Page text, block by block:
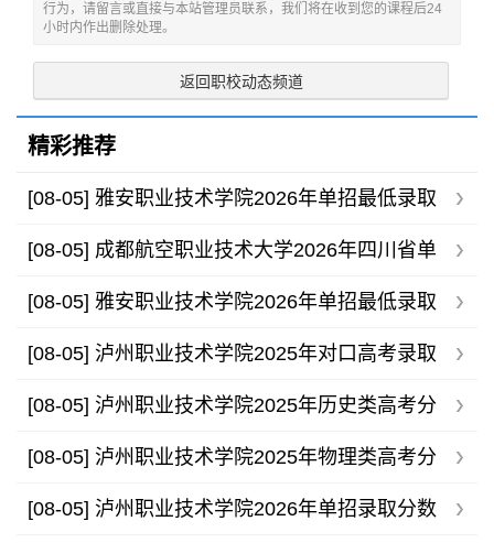
行为，请留言或直接与本站管理员联系，我们将在收到您的课程后24
小时内作出删除处理。
返回职校动态频道
精彩推荐
[08-05] 雅安职业技术学院2026年单招最低录取
分数线
[08-05] 成都航空职业技术大学2026年四川省单
招录取分数线
[08-05] 雅安职业技术学院2026年单招最低录取
分数线
[08-05] 泸州职业技术学院2025年对口高考录取
分数线
[08-05] 泸州职业技术学院2025年历史类高考分
专业录取分数线
[08-05] 泸州职业技术学院2025年物理类高考分
专业录取分数线
[08-05] 泸州职业技术学院2026年单招录取分数